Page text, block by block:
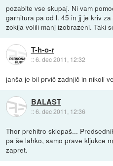
pozabite vse skupaj. Ni vam
garnitura pa od l. 45 in jj je kriv
zokija volili manj izobrazeni. Taki
T-h-o-r
::6. dec 2011, 12:32
janša je bil prvič zadnjič in nikoli
BALAST
::6. dec 2011, 12:36
Thor prehitro sklepaš...
pa še lahko, samo prave kljukce
zapret.